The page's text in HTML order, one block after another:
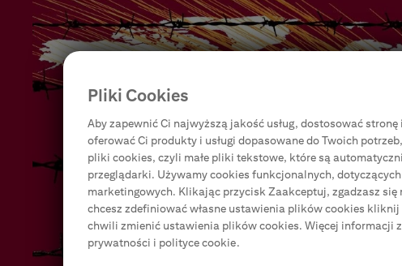
Pliki Cookies
Aby zapewnić Ci najwyższą jakość usług, dostosować
oferować Ci produkty i usługi dopasowane do Twoich
pliki cookies, czyli małe pliki tekstowe, które są
przeglądarki. Używamy cookies funkcjonalnych,
marketingowych. Klikając przycisk Zaakceptuj, zgadzasz
chcesz zdefiniować własne ustawienia plików cookies
chwili zmienić ustawienia plików cookies. Więcej informacji
prywatności i polityce cookie.